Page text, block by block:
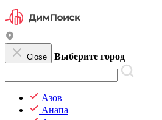
Close Выберите город
Азов
Анапа